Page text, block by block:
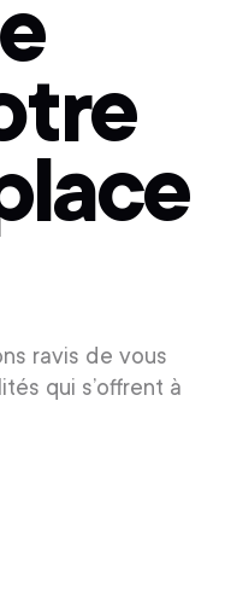
ravis de vous
qui s’offrent à